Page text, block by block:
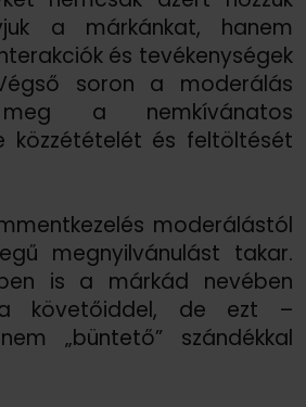
a márkánkat, hanem
és tevékenységek
soron a moderálás
meg a nemkívánatos
közzétételét és feltöltését
moderálástól
megnyilvánulást takar.
is a márkád nevében
a követőiddel, de ezt –
„büntető” szándékkal